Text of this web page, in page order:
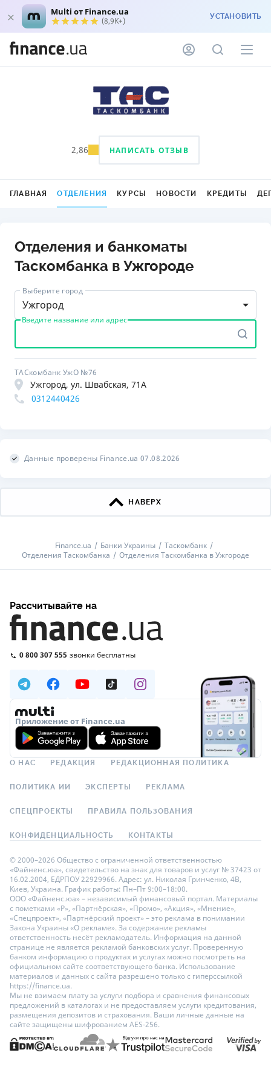
Multi от Finance.ua
(8,9K+) УСТАНОВИТЬ
2,86 НАПИСАТЬ ОТЗЫВ
ГЛАВНАЯ ОТДЕЛЕНИЯ КУРСЫ НОВОСТИ КРЕДИТЫ
Отделения и банкоматы
Таскомбанка в Ужгороде
Выберите город
Ужгород
Введите название или адрес
ТАСкомбанк УжО №76
Ужгород, ул. Швабская, 71А
0312440426
Данные проверены Finance.ua 07.08.2026
НАВЕРХ
Finance.ua Банки Украины
Таскомбанк
Отделения Таскомбанка
Отделения Таскомбанка в Ужгороде
Рассчитывайте на
0 800 307 555 звонки бесплатны
Приложение от Finance.ua
О НАС РЕДАКЦИЯ РЕДАКЦИОННАЯ ПОЛИТИКА
ПОЛИТИКА ИИ ЭКСПЕРТЫ РЕКЛАМА
СПЕЦПРОЕКТЫ ПРАВИЛА ПОЛЬЗОВАНИЯ
КОНФИДЕНЦИАЛЬНОСТЬ КОНТАКТЫ
© 2000–2026 Общество с ограниченной ответственностью
«Файненс.юа», свидетельство на знак для товаров и услуг № 37423 от
16.02.2004, ЕДРПОУ 22929966. Адрес: ул. Николая Гринченко, 4В,
Киев, Украина. График работы: Пн–Пт 9:00–18:00.
ООО «Файненс.юа» – независимый финансовый портал. Материалы
с пометками «Р», «Партнёрская», «Промо», «Акция», «Мнение»,
«Спецпроект», «Партнёрский проект» – это реклама в понимании
Закона Украины «О рекламе». За содержание рекламы
ответственность несёт рекламодатель. Информация на данной
странице не является рекламой банковских услуг. Проверенную
банком информацию о продуктах и услугах можно посмотреть на
официальном сайте соответствующего банка. Использование
материалов и данных с сайта разрешено только с гиперссылкой
https://finance.ua.
Мы не взимаем плату за услуги подбора и сравнения финансовых
предложений в каталогах и не предоставляем услуги кредитования,
размещения депозитов и страхования. Ваши личные данные на
сайте защищены шифрованием AES-256.